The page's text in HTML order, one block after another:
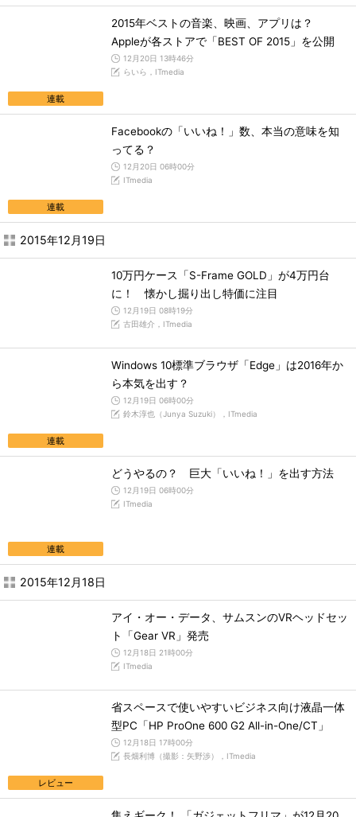
連載
2015年ベストの音楽、映画、アプリは？
Appleが各ストアで「BEST OF 2015」を公開
12月20日 13時46分
らいら，ITmedia
連載
Facebookの「いいね！」数、本当の意味を知
ってる？
12月20日 06時00分
ITmedia
2015年12月19日
10万円ケース「S-Frame GOLD」が4万円台
に！ 懐かし掘り出し特価に注目
12月19日 08時19分
古田雄介，ITmedia
連載
Windows 10標準ブラウザ「Edge」は2016年か
ら本気を出す？
12月19日 06時00分
鈴木淳也（Junya Suzuki），ITmedia
連載
どうやるの？ 巨大「いいね！」を出す方法
12月19日 06時00分
ITmedia
2015年12月18日
アイ・オー・データ、サムスンのVRヘッドセッ
ト「Gear VR」発売
12月18日 21時00分
ITmedia
レビュー
省スペースで使いやすいビジネス向け液晶一体
型PC「HP ProOne 600 G2 All-in-One/CT」
12月18日 17時00分
長畑利博（撮影：矢野渉），ITmedia